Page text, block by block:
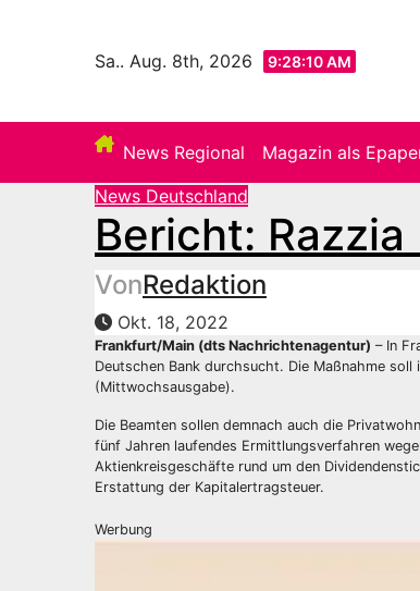
Sa.. Aug. 8th, 2026 9:28:12 AM
News Regional Magazin als
News Deutschland
Bericht:
VonRedaktion
Okt. 18, 2022
Frankfurt/Main (dts Nachrichtenagentur) – In
Deutschen Bank durchsucht. Die Maßnahme
(Mittwochsausgabe).
Die Beamten sollen demnach auch die
fünf Jahren laufendes Ermittlungsverfahren
Aktienkreisgeschäfte rund um den
Erstattung der Kapitalertragsteuer.
Werbung